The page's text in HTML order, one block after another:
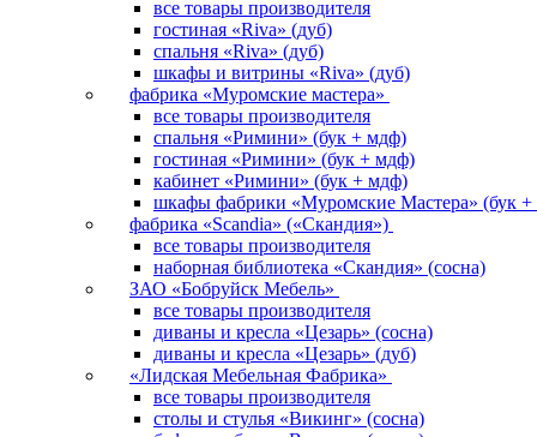
все товары производителя
гостиная «Riva» (дуб)
спальня «Riva» (дуб)
шкафы и витрины «Riva» (дуб)
фабрика «Муромские мастера»
все товары производителя
спальня «Римини» (бук + мдф)
гостиная «Римини» (бук + мдф)
кабинет «Римини» (бук + мдф)
шкафы фабрики «Муромские Мастера» (бук
фабрика «Scandia» («Скандия»)
все товары производителя
наборная библиотека «Скандия» (сосна)
ЗАО «Бобруйск Мебель»
все товары производителя
диваны и кресла «Цезарь» (сосна)
диваны и кресла «Цезарь» (дуб)
«Лидская Мебельная Фабрика»
все товары производителя
столы и стулья «Викинг» (сосна)